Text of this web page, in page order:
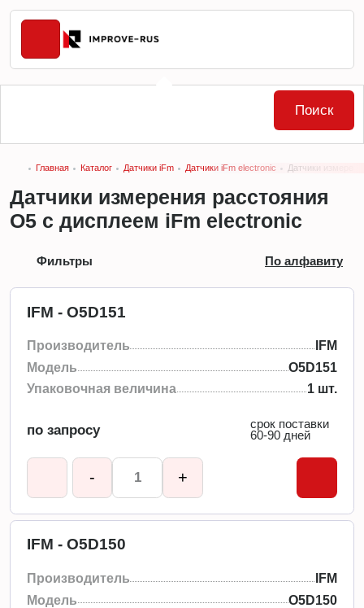
Главная Каталог Датчики iFm Датчики iFm electronic Датчики
Датчики измерения расстояния
О5 с дисплеем iFm electronic
Фильтры По алфавиту
IFM - O5D151
Производитель
IFM
Модель
O5D151
Упаковочная величина
1 шт.
по запросу
срок поставки
60-90 дней
- +
IFM - O5D150
Производитель
IFM
Модель
O5D150
Поиск